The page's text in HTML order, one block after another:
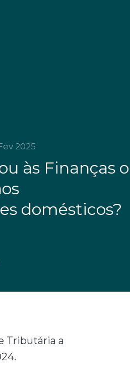
2025
às Finanças o
domésticos?
Tributária a